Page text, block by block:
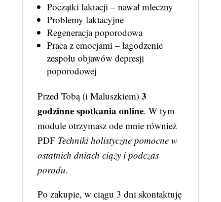
Początki laktacji – nawał mleczny
Problemy laktacyjne
Regeneracja poporodowa
Praca z emocjami – łagodzenie
zespołu objawów depresji
poporodowej
Przed Tobą (i Maluszkiem) 3
godzinne spotkania online. W tym
module otrzymasz ode mnie również
PDF Techniki holistyczne pomocne w
ostatnich dniach ciąży i podczas
porodu.
Po zakupie, w ciągu 3 dni skontaktuję